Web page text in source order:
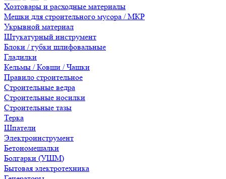
Хозтовары и расходные материалы
Мешки для строительного мусора / МКР
Укрывной материал
Штукатурный инструмент
Блоки / губки шлифовальные
Гладилки
Кельмы / Ковши / Чашки
Правило строительное
Строительные ведра
Строительные носилки
Строительные тазы
Терка
Шпатели
Электроинструмент
Бетономешалки
Болгарки (УШМ)
Бытовая электротехника